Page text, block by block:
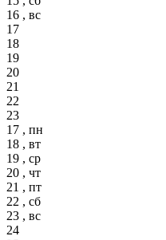
16 , вс
17
18
19
20
21
22
23
17 , пн
18 , вт
19 , ср
20 , чт
21 , пт
22 , сб
23 , вс
24